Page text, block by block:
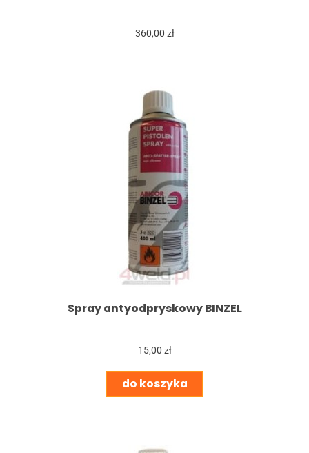
360,00 zł
Spray antyodpryskowy BINZEL
15,00 zł
do koszyka